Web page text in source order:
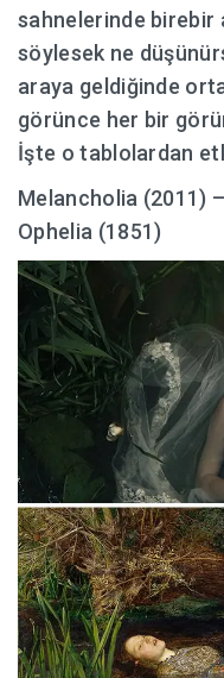
sahnelerinde birebir
söylesek ne
araya geldiğinde
görünce her bir
İşte o tablolardan
Melancholia (2011)
Ophelia (1851)